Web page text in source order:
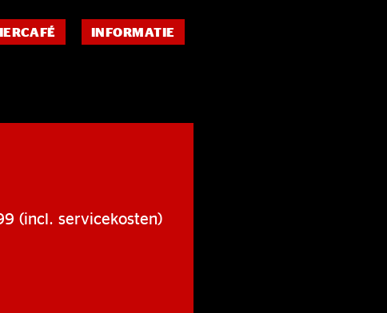
INFORMATIE
(incl. servicekosten)